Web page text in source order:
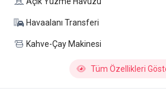
Havaalanı Transferi
Kahve-Çay Makinesi
Tüm Özellikleri